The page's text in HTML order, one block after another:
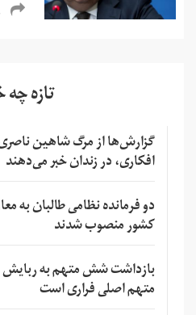
تازه چه
گزارش‌ها از مرگ شاهین
افکاری، در زندان خبر می‌دهند
دو فرمانده نظامی طالبان به
کشور منصوب شدند
بازداشت شش متهم به
متهم اصلی فراری است